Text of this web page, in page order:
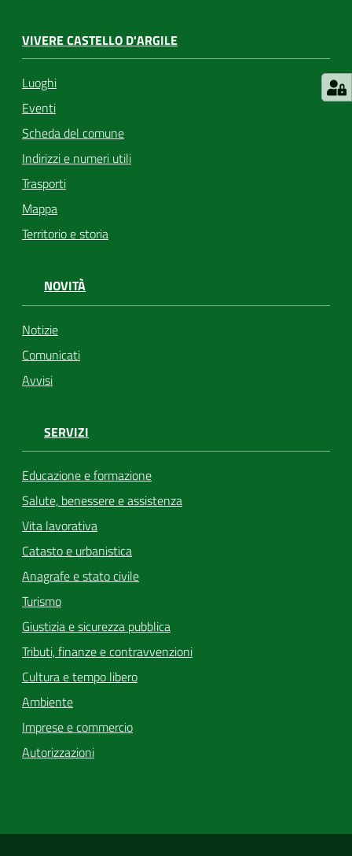
VIVERE CASTELLO D'ARGILE
Luoghi
Eventi
Scheda del comune
Indirizzi e numeri utili
Trasporti
Mappa
Territorio e storia
NOVITÀ
Notizie
Comunicati
Avvisi
SERVIZI
Educazione e formazione
Salute, benessere e assistenza
Vita lavorativa
Catasto e urbanistica
Anagrafe e stato civile
Turismo
Giustizia e sicurezza pubblica
Tributi, finanze e contravvenzioni
Cultura e tempo libero
Ambiente
Imprese e commercio
Autorizzazioni